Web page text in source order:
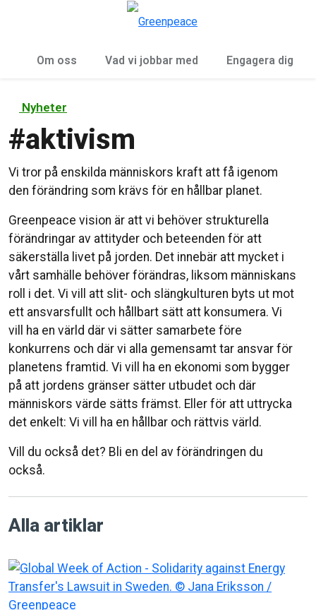
Om oss Vad vi jobbar med Engagera dig
Nyheter
#aktivism
Vi tror på enskilda människors kraft att få igenom
den förändring som krävs för en hållbar planet.
Greenpeace vision är att vi behöver strukturella
förändringar av attityder och beteenden för att
säkerställa livet på jorden. Det innebär att mycket i
vårt samhälle behöver förändras, liksom människans
roll i det. Vi vill att slit- och slängkulturen byts ut mot
ett ansvarsfullt och hållbart sätt att konsumera. Vi
vill ha en värld där vi sätter samarbete före
konkurrens och där vi alla gemensamt tar ansvar för
planetens framtid. Vi vill ha en ekonomi som bygger
på att jordens gränser sätter utbudet och där
människors värde sätts främst. Eller för att uttrycka
det enkelt: Vi vill ha en hållbar och rättvis värld.
Vill du också det? Bli en del av förändringen du
också.
Alla artiklar